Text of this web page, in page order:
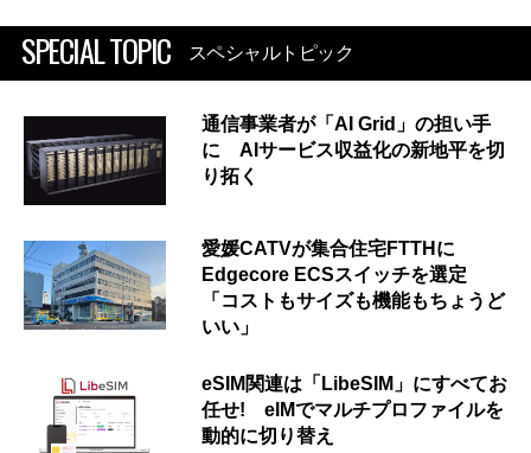
SPECIAL TOPIC スペシャルトピック
通信事業者が「AI Grid」の担い手
に AIサービス収益化の新地平を切
り拓く
愛媛CATVが集合住宅FTTHに
Edgecore ECSスイッチを選定
「コストもサイズも機能もちょうど
いい」
eSIM関連は「LibeSIM」にすべてお
任せ! eIMでマルチプロファイルを
動的に切り替え